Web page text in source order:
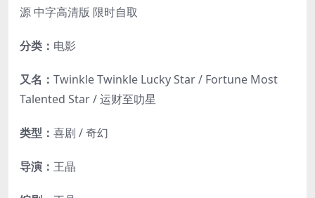
源 中字高清版 限时自取
分类： 电影
又名： Twinkle Twinkle Lucky Star / Fortune Most
Talented Star / 运财至叻星
类型： 喜剧 / 奇幻
导演： 王晶